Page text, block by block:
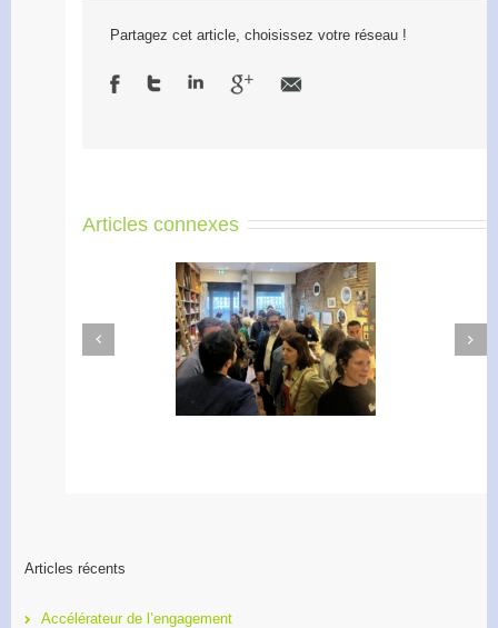
Partagez cet article, choisissez votre réseau !
Articles connexes
Accélérateur de
l’engagement
Previous
Next
Articles récents
Accélérateur de l’engagement